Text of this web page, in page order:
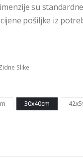
su
pošiljke iz
Slike
30x40cm